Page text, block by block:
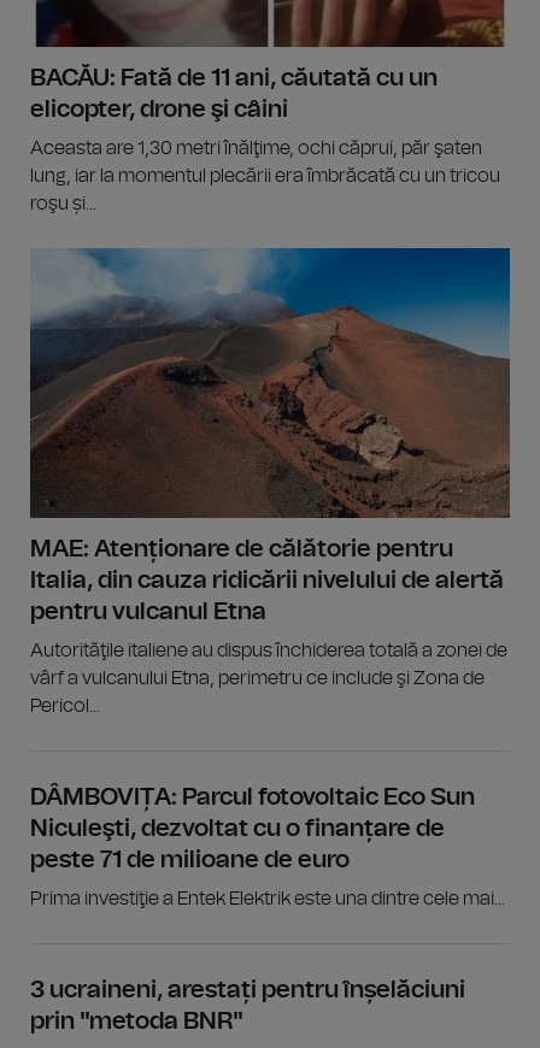
BACĂU: Fată de 11 ani, căutată cu un
elicopter, drone şi câini
Aceasta are 1,30 metri înălţime, ochi căprui, păr şaten
lung, iar la momentul plecării era îmbrăcată cu un tricou
roşu și...
MAE: Atenționare de călătorie pentru
Italia, din cauza ridicării nivelului de alertă
pentru vulcanul Etna
Autorităţile italiene au dispus închiderea totală a zonei de
vârf a vulcanului Etna, perimetru ce include şi Zona de
Pericol...
DÂMBOVIȚA: Parcul fotovoltaic Eco Sun
Niculeşti, dezvoltat cu o finanțare de
peste 71 de milioane de euro
Prima investiţie a Entek Elektrik este una dintre cele mai...
3 ucraineni, arestați pentru înșelăciuni
prin "metoda BNR"